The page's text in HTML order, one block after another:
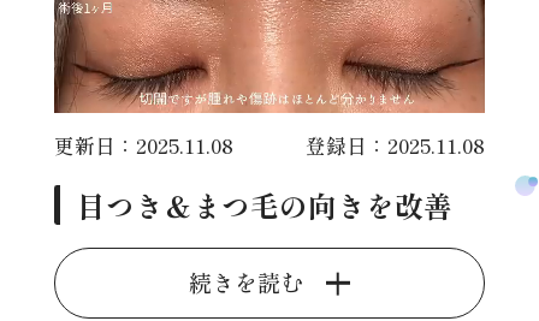
更新日：2025.11.08 登録日：2025.11.08
目つき＆まつ毛の向きを改善
続きを読む